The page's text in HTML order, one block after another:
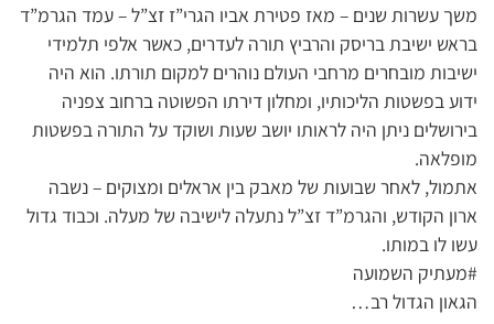
משך עשרות שנים – מאז פטירת אביו הגרי”ז זצ”ל – עמד הגרמ”ד
בראש ישיבת בריסק והרביץ תורה לעדרים, כאשר אלפי תלמידי
ישיבות מובחרים מרחבי העולם נוהרים למקום תורתו. הוא היה
ידוע בפשטות הליכותיו, ומחלון דירתו הפשוטה ברחוב צפניה
בירושלים ניתן היה לראותו יושב שעות ושוקד על התורה בפשטות
מופלאה.
אתמול, לאחר שבועות של מאבק בין אראלים ומצוקים – נשבה
ארון הקודש, והגרמ”ד זצ”ל נתעלה לישיבה של מעלה. וכבוד גדול
עשו לו במותו.
#מעתיק השמועה
הגאון הגדול רב…